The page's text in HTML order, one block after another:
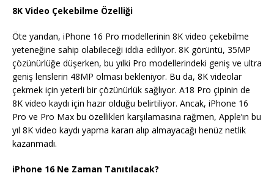
8K Video Çekebilme Özelliği
Öte yandan, iPhone 16 Pro modellerinin 8K video çekebilme
yeteneğine sahip olabileceği iddia ediliyor. 8K görüntü, 35MP
çözünürlüğe düşerken, bu yılki Pro modellerindeki geniş ve ultra
geniş lenslerin 48MP olması bekleniyor. Bu da, 8K videolar
çekmek için yeterli bir çözünürlük sağlıyor. A18 Pro çipinin de
8K video kaydı için hazır olduğu belirtiliyor. Ancak, iPhone 16
Pro ve Pro Max bu özellikleri karşılamasına rağmen, Apple’ın bu
yıl 8K video kaydı yapma kararı alıp almayacağı henüz netlik
kazanmadı.
iPhone 16 Ne Zaman Tanıtılacak?